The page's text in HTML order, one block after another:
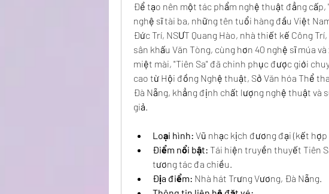
Để tạo nên một tác phẩm nghệ thuật đẳng cấp,
nghệ sĩ tài ba, những tên tuổi hàng đầu Việt
Đức Trí, NSƯT Quang Hào, nhà thiết kế Công
sân khấu Văn Tòng, cùng hơn 40 nghệ sĩ múa
miệt mài, "Tiên Sa" đã chinh phục được giới
cao từ Hội đồng Nghệ thuật, Sở Văn hóa Thể
Đà Nẵng, khẳng định chất lượng nghệ thuật và
giả.
Loại hình: Vũ nhạc kịch đương đại (kết
Điểm nổi bật: Tái hiện truyền thuyết Tiên
tương tác đa chiều.
Địa điểm: Nhà hát Trưng Vương, Đà Nẵng.